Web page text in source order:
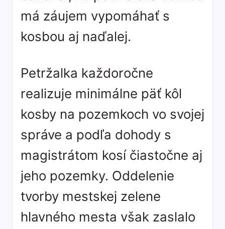
má záujem vypomáhať s
kosbou aj naďalej.
Petržalka každoročne
realizuje minimálne päť kôl
kosby na pozemkoch vo svojej
správe a podľa dohody s
magistrátom kosí čiastočne aj
jeho pozemky. Oddelenie
tvorby mestskej zelene
hlavného mesta však zaslalo